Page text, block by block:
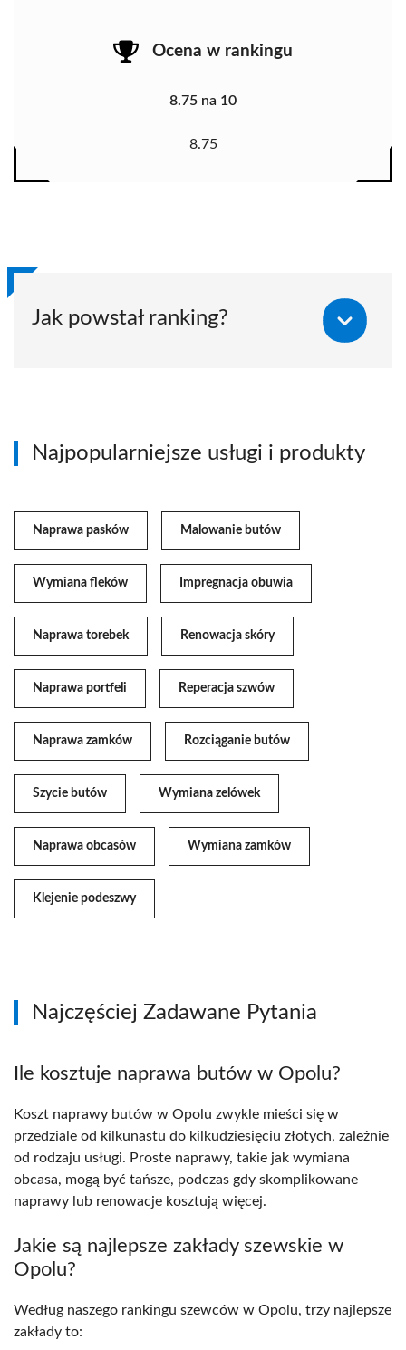
Ocena w rankingu
8.75 na 10
8.75
Jak powstał ranking?
Najpopularniejsze usługi i produkty
Naprawa pasków Malowanie butów
Wymiana fleków Impregnacja obuwia
Naprawa torebek Renowacja skóry
Naprawa portfeli Reperacja szwów
Naprawa zamków Rozciąganie butów
Szycie butów Wymiana zelówek
Naprawa obcasów Wymiana zamków
Klejenie podeszwy
Najczęściej Zadawane Pytania
Ile kosztuje naprawa butów w Opolu?
Koszt naprawy butów w Opolu zwykle mieści się w
przedziale od kilkunastu do kilkudziesięciu złotych, zależnie
od rodzaju usługi. Proste naprawy, takie jak wymiana
obcasa, mogą być tańsze, podczas gdy skomplikowane
naprawy lub renowacje kosztują więcej.
Jakie są najlepsze zakłady szewskie w
Opolu?
Według naszego rankingu szewców w Opolu, trzy najlepsze
zakłady to: